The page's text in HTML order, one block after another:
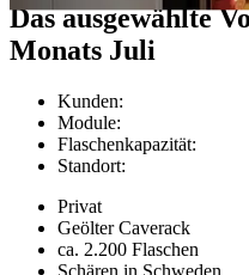
Das ausgewählte
Monats Juli
Kunden:
Module:
Flaschenkapazität:
Standort:
Privat
Geölter Caverack
ca. 2.200 Flaschen
Schären in Schweden